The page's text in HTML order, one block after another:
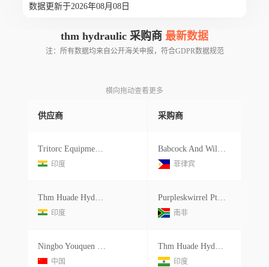
数据更新于2026年08月08日
thm hydraulic 采购商 最新数据
注：所有数据均来自公开海关申报，符合GDPR数据规范
横向拖动查看更多
供应商 采购商
Tritorc Equipments Pvt Ltd.
印度
Babcock And Wilcox Global Sales And
菲律宾
Thm Huade Hydraulics Private Limited
印度
Purpleskwirrel Pty Ltd
南非
Ningbo Youquen Hydraulic Co., Ltd
中国
Thm Huade Hydraulics Private Limited
印度